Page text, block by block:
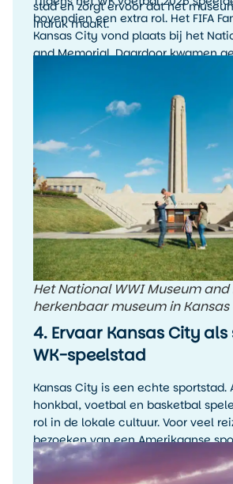
stad en zorgt ervoor dat het
indruk maakt.
bovendien een extra rol. Het FIFA
Kansas City vond plaats bij het
and Memorial. Daardoor kwamen
Het National WWI Museum
herkenbaar museum in Kansas
4. Ervaar Kansas City
WK-speelstad
Kansas City is een echte
honkbal, voetbal en basketbal
rol in de lokale cultuur. Voor veel
bezoeken van een Amerikaanse
hoogtepunt van de reis, zelfs als je
wekelijks volgt.